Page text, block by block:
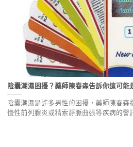
陰囊潮濕困擾？藥師陳春森告訴你這可能
陰囊潮濕是許多男性的困擾，藥師陳春森
慢性前列腺炎或精索靜脈曲張等疾病的警